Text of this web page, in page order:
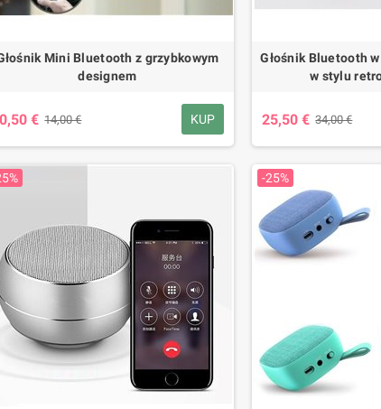
Mini Bluetooth z grzybkowym
designem
€ 14,00 € KUP
Głośnik Bluetooth
w stylu
25,50 € 34,00 €
-25%